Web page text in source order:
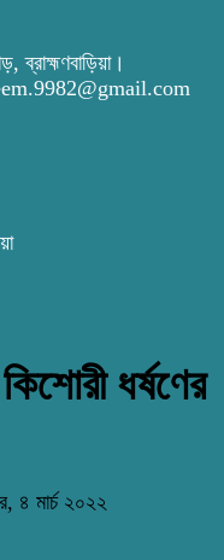
ব্রাহ্মণবাড়িয়া।
ধর্ষণের
মার্চ ২০২২